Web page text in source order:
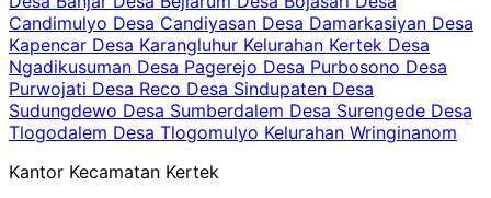
Candimulyo Desa Candiyasan Desa Damarkasiyan Desa
Kapencar Desa Karangluhur Kelurahan Kertek Desa
Ngadikusuman Desa Pagerejo Desa Purbosono Desa
Purwojati Desa Reco Desa Sindupaten Desa
Sudungdewo Desa Sumberdalem Desa Surengede Desa
Tlogodalem Desa Tlogomulyo Kelurahan Wringinanom
Kantor Kecamatan Kertek